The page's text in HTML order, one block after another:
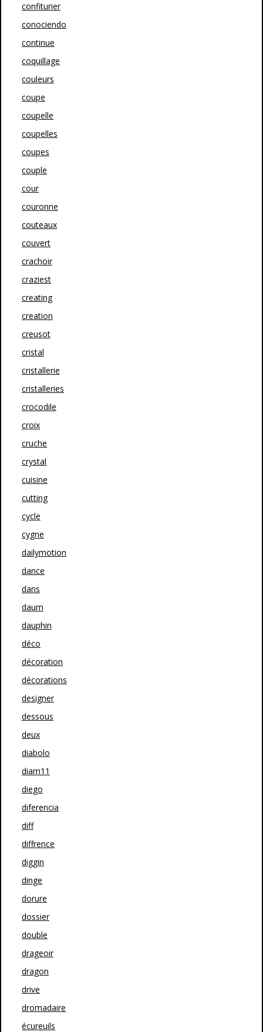
confiturier
conociendo
continue
coquillage
couleurs
coupe
coupelle
coupelles
coupes
couple
cour
couronne
couteaux
couvert
crachoir
craziest
creating
creation
creusot
cristal
cristallerie
cristalleries
crocodile
croix
cruche
crystal
cuisine
cutting
cycle
cygne
dailymotion
dance
dans
daum
dauphin
déco
décoration
décorations
designer
dessous
deux
diabolo
diam11
diego
diferencia
diff
diffrence
diggin
dinge
dorure
dossier
double
drageoir
dragon
drive
dromadaire
écureuils